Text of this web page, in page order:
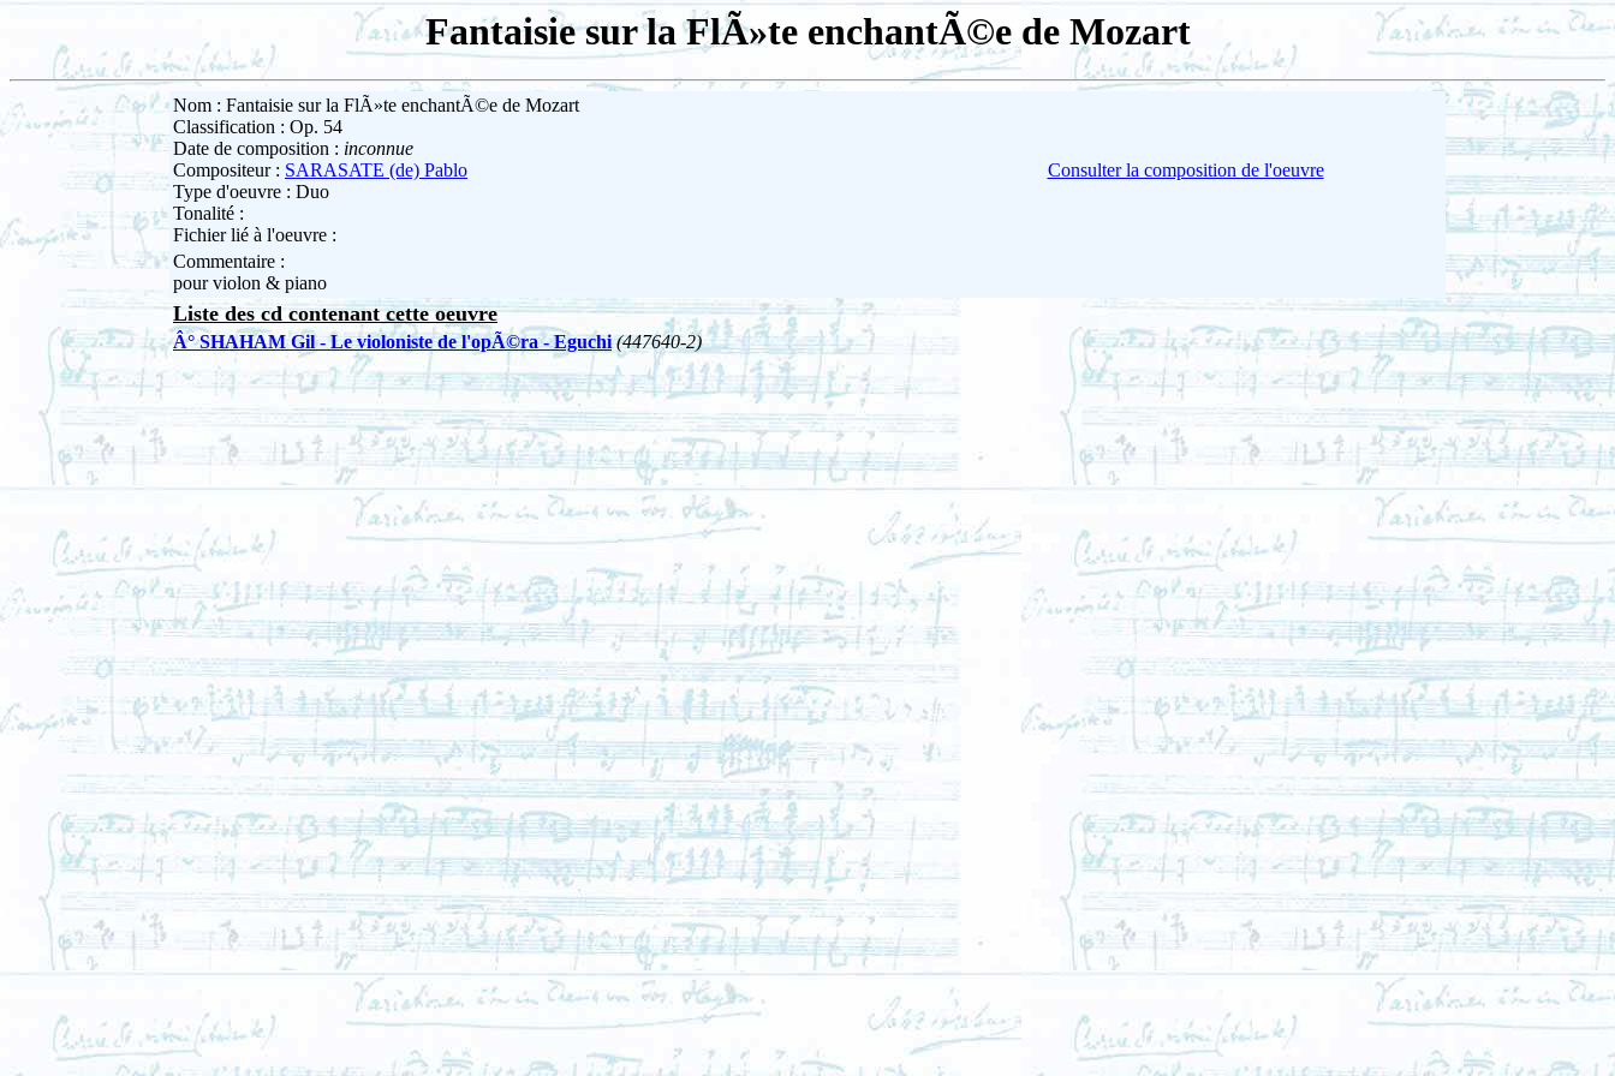
Fantaisie sur la FlÃ»te enchantÃ©e de Mozart
Nom : Fantaisie sur la FlÃ»te enchantÃ©e de Mozart
Classification : Op. 54
Date de composition : inconnue
Compositeur : SARASATE (de) Pablo
Type d'oeuvre : Duo
Tonalité :
Fichier lié à l'oeuvre :
Consulter la composition de l'oeuvre
Commentaire :
pour violon & piano
Liste des cd contenant cette oeuvre
Â° SHAHAM Gil - Le violoniste de l'opÃ©ra - Eguchi (447640-2)